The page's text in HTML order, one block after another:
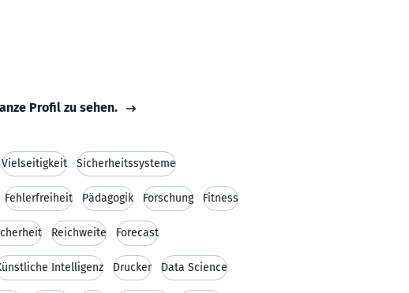
Profil zu sehen.
Vielseitigkeit Sicherheitssysteme
Fehlerfreiheit Pädagogik Forschung Fitness
Reichweite Forecast
Intelligenz Drucker Data Science